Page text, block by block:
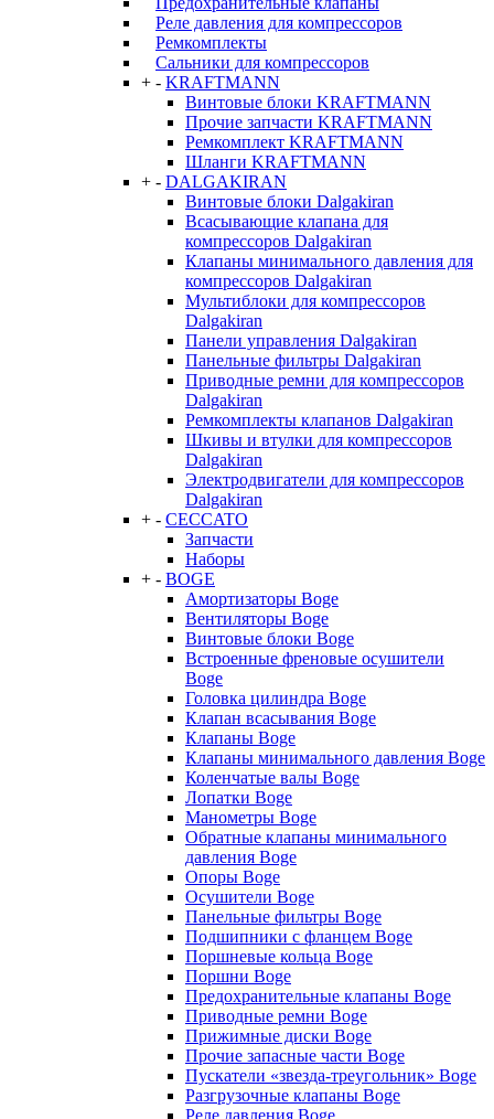
Реле давления для компрессоров
Ремкомплекты
Сальники для компрессоров
+ - KRAFTMANN
Винтовые блоки KRAFTMANN
Прочие запчасти KRAFTMANN
Ремкомплект KRAFTMANN
Шланги KRAFTMANN
+ - DALGAKIRAN
Винтовые блоки Dalgakiran
Всасывающие клапана для
компрессоров Dalgakiran
Клапаны минимального давления для
компрессоров Dalgakiran
Мультиблоки для компрессоров
Dalgakiran
Панели управления Dalgakiran
Панельные фильтры Dalgakiran
Приводные ремни для компрессоров
Dalgakiran
Ремкомплекты клапанов Dalgakiran
Шкивы и втулки для компрессоров
Dalgakiran
Электродвигатели для компрессоров
Dalgakiran
+ - CECCATO
Запчасти
Наборы
+ - BOGE
Амортизаторы Boge
Вентиляторы Boge
Винтовые блоки Boge
Встроенные френовые осушители
Boge
Головка цилиндра Boge
Клапан всасывания Boge
Клапаны Boge
Клапаны минимального давления Boge
Коленчатые валы Boge
Лопатки Boge
Манометры Boge
Обратные клапаны минимального
давления Boge
Опоры Boge
Осушители Boge
Панельные фильтры Boge
Подшипники с фланцем Boge
Поршневые кольца Boge
Поршни Boge
Предохранительные клапаны Boge
Приводные ремни Boge
Прижимные диски Boge
Прочие запасные части Boge
Пускатели «звезда-треугольник» Boge
Разгрузочные клапаны Boge
Реле давления Boge